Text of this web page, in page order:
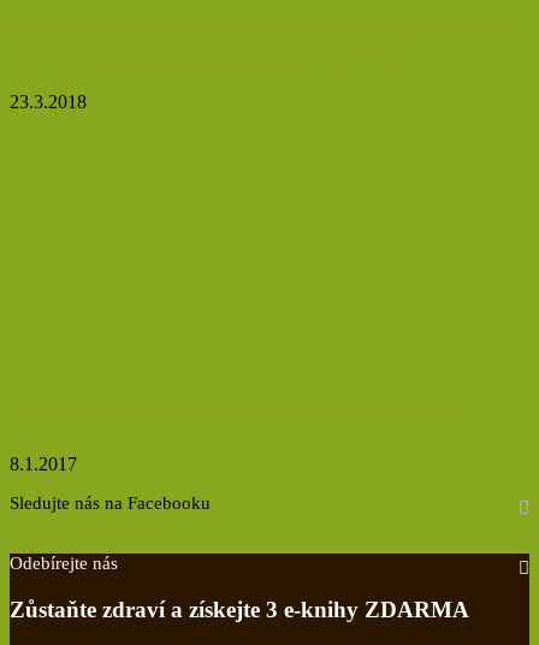
23.3.2018
8.1.2017
Sledujte nás na Facebooku
Odebírejte nás
Zůstaňte zdraví a získejte 3 e-knihy ZDARMA